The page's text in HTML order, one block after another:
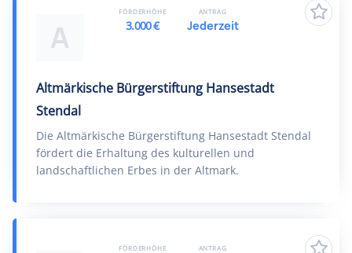
A
Altmärkische Bürgerstiftung Hansestadt
Stendal
Die Altmärkische Bürgerstiftung Hansestadt Stendal
fördert die Erhaltung des kulturellen und
landschaftlichen Erbes in der Altmark.
FÖRDERHÖHE
3.000 €
ANTRAG
Jederzeit
FÖRDERHÖHE ANTRAG